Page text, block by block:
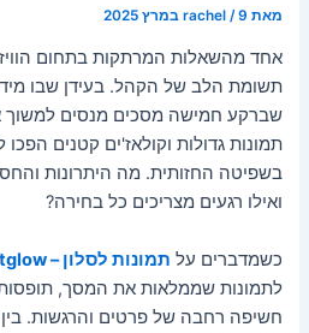
מאת rachel /9 במרץ 2025
אחד מהשאלות המרתקות בתחום
תשומת הלב של הקהל. בעידן שבו
שברקע חמישה מסכים מנסים
תמונות גדולות וקולאז'ים קטנים
בשפיטה החזותית. מה היתרונות
ואילו רגעים מצריכים כל בחירה?
כשמדברים על תמונות לסלון – Artglow
לתמונות שממלאות את המסך,
חשיפה רחבה של פרטים והרגשות.